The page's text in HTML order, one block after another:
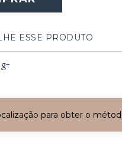
ESSE PRODUTO
para obter o